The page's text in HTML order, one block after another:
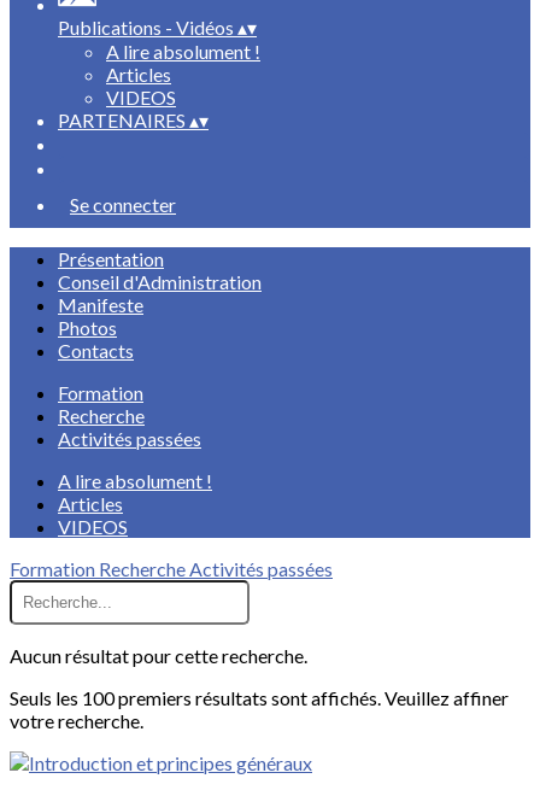
Publications - Vidéos ▴▾
A lire absolument !
Articles
VIDEOS
PARTENAIRES ▴▾
Se connecter
Présentation
Conseil d'Administration
Manifeste
Photos
Contacts
Formation
Recherche
Activités passées
A lire absolument !
Articles
VIDEOS
Formation RechercheActivités passées
Aucun résultat pour cette recherche.
Seuls les 100 premiers résultats sont affichés. Veuillez affiner
votre recherche.